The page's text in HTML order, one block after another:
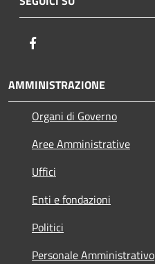
AMMINISTRAZIONE
Organi di Governo
Aree Amministrative
Uffici
Enti e fondazioni
Politici
Personale Amministrativo